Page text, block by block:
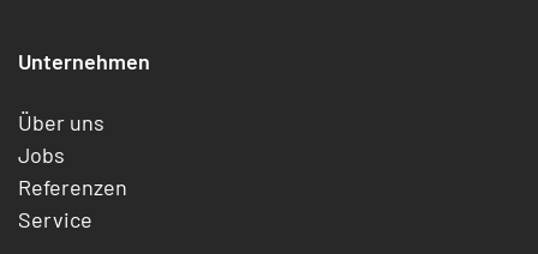
Unternehmen
Über uns
Jobs
Referenzen
Service